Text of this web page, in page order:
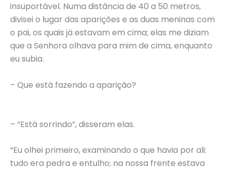
insuportável. Numa distância de 40 a 50 metros,
divisei o lugar das aparições e as duas meninas com
o pai, os quais já estavam em cima; elas me diziam
que a Senhora olhava para mim de cima, enquanto
eu subia.
– Que está fazendo a aparição?
– “Está sorrindo”, disseram elas.
“Eu olhei primeiro, examinando o que havia por ali:
tudo era pedra e entulho; na nossa frente estava